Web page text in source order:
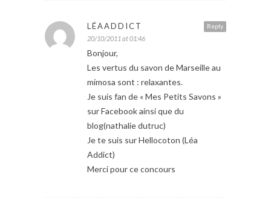
Reply
LÉAADDICT
20/10/2011 at 01:46
Bonjour,
Les vertus du savon de Marseille au
mimosa sont : relaxantes.
Je suis fan de « Mes Petits Savons »
sur Facebook ainsi que du
blog(nathalie dutruc)
Je te suis sur Hellocoton (Léa
Addict)
Merci pour ce concours